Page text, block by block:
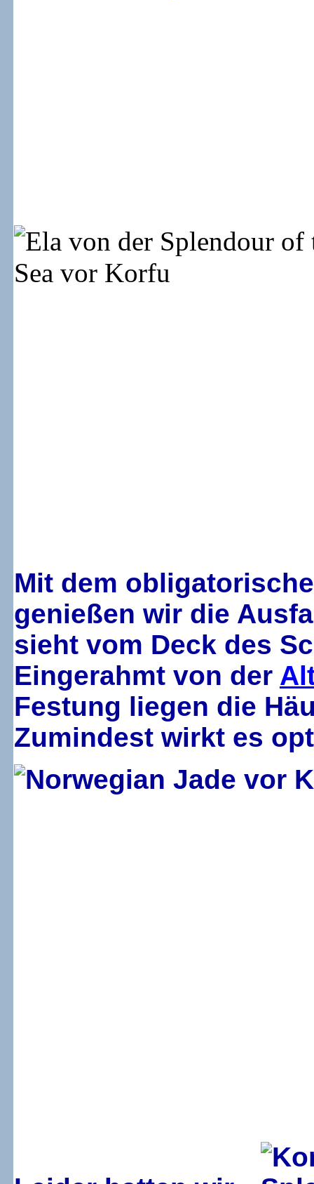
Mit dem
genießen wir die
sieht vom Deck des
Eingerahmt von der
Festung liegen die
Zumindest wirkt es